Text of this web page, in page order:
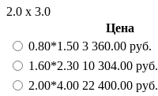
2.0 х 3.0
Цена
0.80*1.50 3 360.00 руб.
1.60*2.30 10 304.00 руб.
2.00*4.00 22 400.00 руб.